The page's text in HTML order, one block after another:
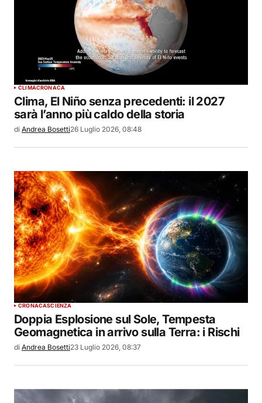
CLIMACRONACA
Clima, El Niño senza precedenti: il 2027
sarà l’anno più caldo della storia
di Andrea Bosetti26 Luglio 2026, 08:48
CRONACASCIENZA
Doppia Esplosione sul Sole, Tempesta
Geomagnetica in arrivo sulla Terra: i Rischi
di Andrea Bosetti23 Luglio 2026, 08:37